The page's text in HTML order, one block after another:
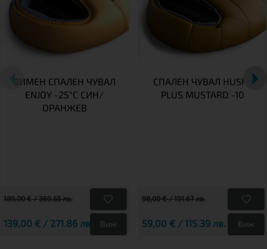
ЗИМЕН СПАЛЕН ЧУВАЛ
ENJOY -25°C СИН/
ОРАНЖЕВ
189,00 € / 369.65 лв.
139,00 € / 271.86 лв. Виж
СПАЛЕН ЧУВАЛ HUSKY
PLUS MUSTARD -10
98,00 € / 191.67 лв.
59,00 € / 115.39 лв. Виж